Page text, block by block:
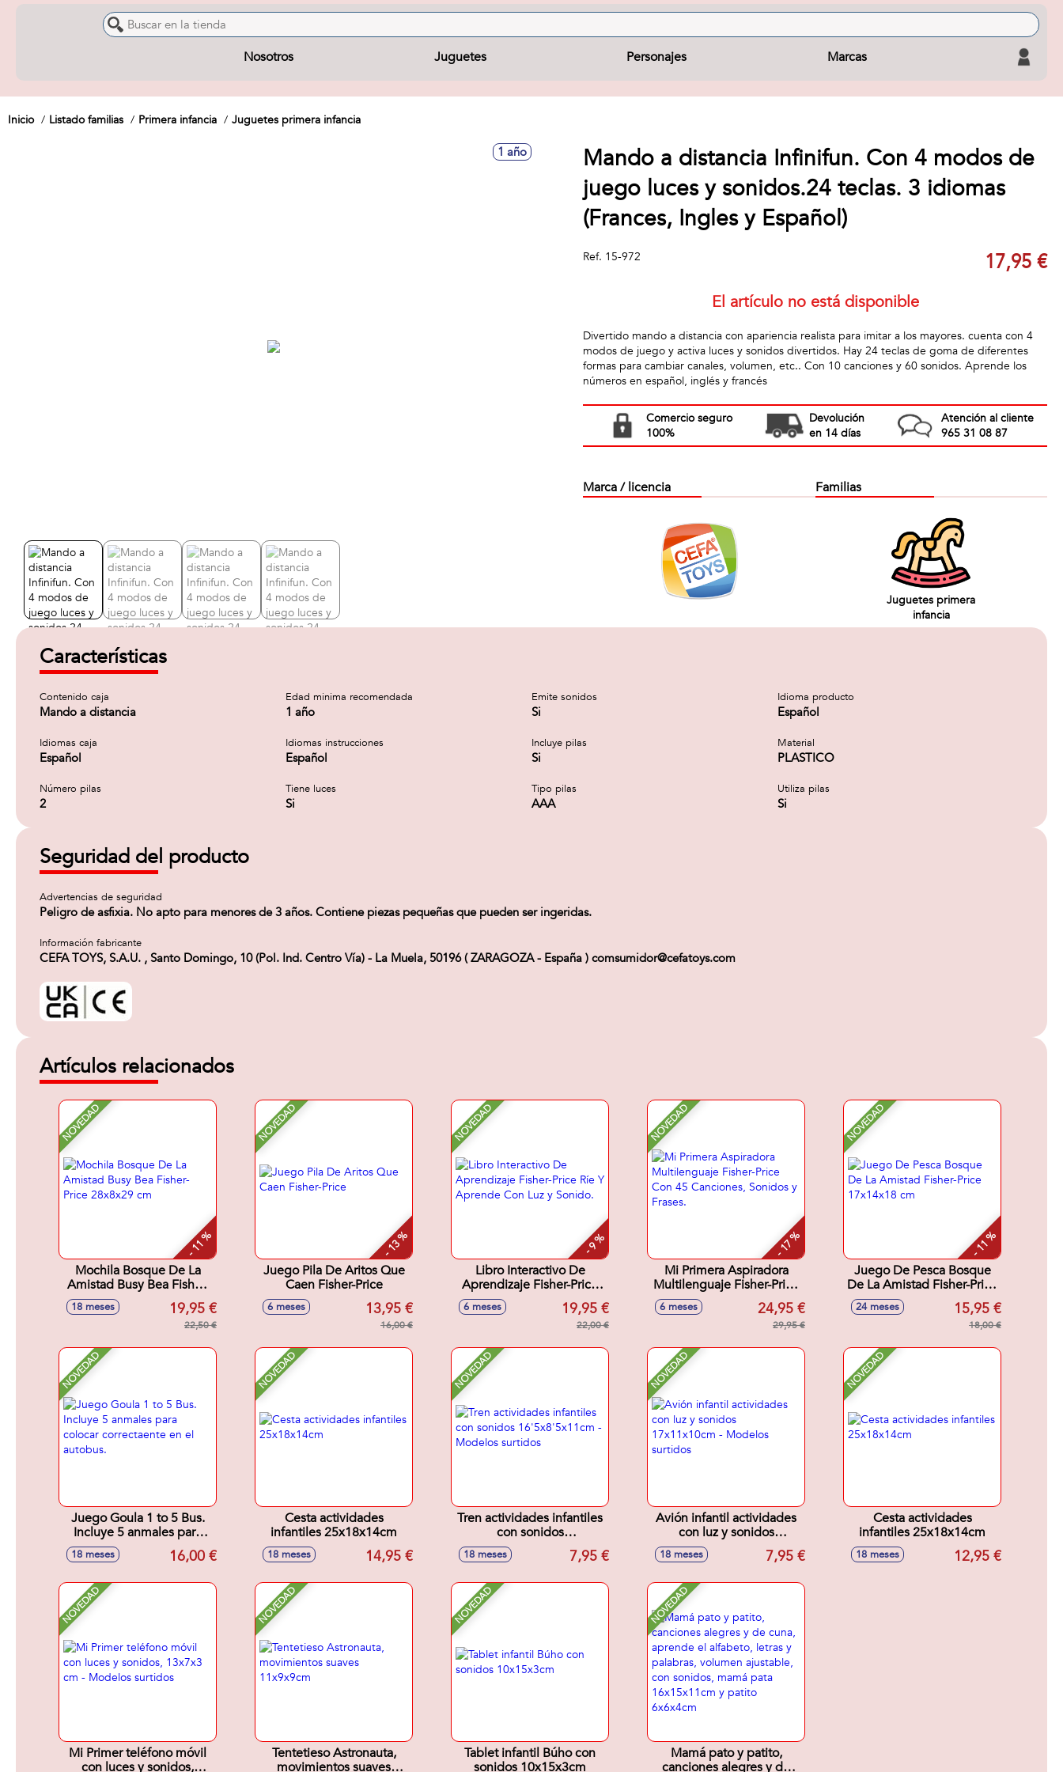
Nosotros Juguetes Personajes Marcas
Inicio Listado familias Primera infancia Juguetes primera infancia
1 año
Mando a distancia Infinifun. Con 4 modos de
juego luces y sonidos.24 teclas. 3 idiomas
(Frances, Ingles y Español)
Ref. 15-972 17,95 €
El artículo no está disponible
Divertido mando a distancia con apariencia realista para imitar a los mayores. cuenta con 4
modos de juego y activa luces y sonidos divertidos. Hay 24 teclas de goma de diferentes
formas para cambiar canales, volumen, etc.. Con 10 canciones y 60 sonidos. Aprende los
números en español, inglés y francés
Comercio seguro
100%
Devolución
en 14 días
Atención al cliente
965 31 08 87
Marca / licencia Familias
Juguetes primera
infancia
Características
Contenido caja
Mando a distancia
Edad minima recomendada
1 año
Emite sonidos
Si
Idioma producto
Español
Idiomas caja
Español
Idiomas instrucciones
Español
Incluye pilas
Si
Material
PLASTICO
Número pilas
2
Tiene luces
Si
Tipo pilas
AAA
Utiliza pilas
Si
Seguridad del producto
Advertencias de seguridad
Peligro de asfixia. No apto para menores de 3 años. Contiene piezas pequeñas que pueden ser ingeridas.
Información fabricante
CEFA TOYS, S.A.U. , Santo Domingo, 10 (Pol. Ind. Centro Vía) - La Muela, 50196 ( ZARAGOZA - España ) comsumidor@cefatoys.com
Artículos relacionados
NOVEDAD
- 11 %
Mochila Bosque De La
Amistad Busy Bea Fisher-
Price 28x8x29 cm
18 meses 19,95 €
22,50 €
NOVEDAD
- 13 %
Juego Pila De Aritos Que
Caen Fisher-Price
6 meses 13,95 €
16,00 €
NOVEDAD
- 9 %
Libro Interactivo De
Aprendizaje Fisher-Price
Ríe Y Aprende Con Luz y
6 meses 19,95 €
22,00 €
NOVEDAD
- 17 %
Mi Primera Aspiradora
Multilenguaje Fisher-Price
Con 45 Canciones,
Sonidos y Frases.
6 meses 24,95 €
29,95 €
NOVEDAD
- 11 %
Juego De Pesca Bosque
De La Amistad Fisher-Price
17x14x18 cm
24 meses 15,95 €
18,00 €
NOVEDAD
Juego Goula 1 to 5 Bus.
Incluye 5 anmales para
colocar correctaente en el
autobus.
18 meses 16,00 €
NOVEDAD
Cesta actividades
infantiles 25x18x14cm
18 meses 14,95 €
NOVEDAD
Tren actividades infantiles
con sonidos
16'5x8'5x11cm - Modelos
surtidos
18 meses 7,95 €
NOVEDAD
Avión infantil actividades
con luz y sonidos
17x11x10cm - Modelos
surtidos
18 meses 7,95 €
NOVEDAD
Cesta actividades
infantiles 25x18x14cm
18 meses 12,95 €
NOVEDAD
Mi Primer teléfono móvil
con luces y sonidos,
NOVEDAD
Tentetieso Astronauta,
movimientos suaves
NOVEDAD
Tablet infantil Búho con
sonidos 10x15x3cm
NOVEDAD
Mamá pato y patito,
canciones alegres y de